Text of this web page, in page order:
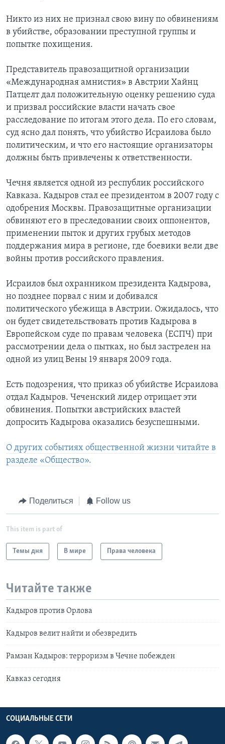
Никто из них не признал свою вину по обвинениям
в убийстве, образовании преступной группы и
попытке похищения.
Представитель правозащитной организации
«Международная амнистия» в Австрии Хайнц
Патцелт дал положительную оценку решению суда
и призвал российские власти начать свое
расследование по итогам этого дела. По его словам,
суд ясно дал понять, что убийство Исраилова было
политическим, и что его настоящие организаторы
должны быть привлечены к ответственности.
Чечня является одной из республик российского
Кавказа. Кадыров стал ее президентом в 2007 году с
одобрения Москвы. Правозащитные организации
обвиняют его в преследовании своих оппонентов,
применении пыток и других грубых методов
поддержания мира в регионе, где боевики вели две
войны против российского правления.
Исраилов был охранником президента Кадырова,
но позднее порвал с ним и добивался
политического убежища в Австрии. Ожидалось, что
он будет свидетельствовать против Кадырова в
Европейском суде по правам человека (ЕСПЧ) при
рассмотрении дела о пытках, но был застрелен на
одной из улиц Вены 19 января 2009 года.
Есть подозрения, что приказ об убийстве Исраилова
отдал Кадыров. Чеченский лидер отрицает эти
обвинения. Попытки австрийских властей
допросить Кадырова оказались безуспешными.
О других событиях общественной жизни читайте в
разделе «Общество».
Поделиться Follow us
This item is part of
Темы дня В мире Права человека
Читайте также
Кадыров против Орлова
Кадыров велит найти и обезвредить
Рамзан Кадыров: терроризм в Чечне побежден
Кавказ сегодня
СОЦИАЛЬНЫЕ СЕТИ